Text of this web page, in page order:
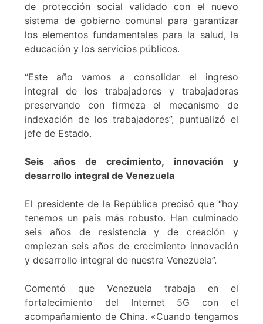
de protección social validado con el nuevo
sistema de gobierno comunal para garantizar
los elementos fundamentales para la salud, la
educación y los servicios públicos.
“Este año vamos a consolidar el ingreso
integral de los trabajadores y trabajadoras
preservando con firmeza el mecanismo de
indexación de los trabajadores”, puntualizó el
jefe de Estado.
Seis años de crecimiento, innovación y
desarrollo integral de Venezuela
El presidente de la República precisó que “hoy
tenemos un país más robusto. Han culminado
seis años de resistencia y de creación y
empiezan seis años de crecimiento innovación
y desarrollo integral de nuestra Venezuela”.
Comentó que Venezuela trabaja en el
fortalecimiento del Internet 5G con el
acompañamiento de China. «Cuando tengamos